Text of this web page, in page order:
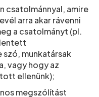
csatolmánnyal, amire
arra akar rávenni
a csatolmányt (pl.
munkatársak
vagy hogy az
ellenünk);
megszólítást